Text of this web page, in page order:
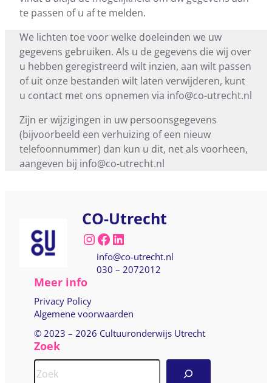
te passen of u af te melden.
We lichten toe voor welke doeleinden we uw
gegevens gebruiken. Als u de gegevens die wij over
u hebben geregistreerd wilt inzien, aan wilt passen
of uit onze bestanden wilt laten verwijderen, kunt
u contact met ons opnemen via info@co-utrecht.nl
Zijn er wijzigingen in uw persoonsgegevens
(bijvoorbeeld een verhuizing of een nieuw
telefoonnummer) dan kun u dit, net als voorheen,
aangeven bij info@co-utrecht.nl
CO-Utrecht
InstagramFacebook LinkedIn
info@co-utrecht.nl
030 – 2072012
Meer info
Privacy Policy
Algemene voorwaarden
© 2023 – 2026 Cultuuronderwijs Utrecht
Zoek
S